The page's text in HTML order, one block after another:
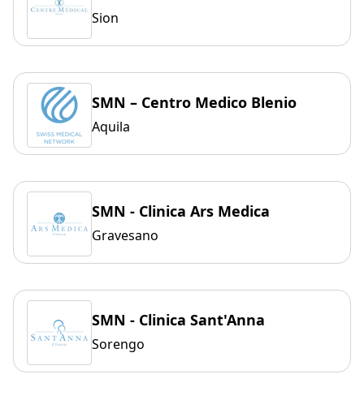
Sion
SMN – Centro Medico Blenio
Aquila
SMN - Clinica Ars Medica
Gravesano
SMN - Clinica Sant'Anna
Sorengo